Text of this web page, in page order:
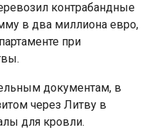
контрабандные
в два миллиона евро,
при
документам, в
через Литву в
для кровли.